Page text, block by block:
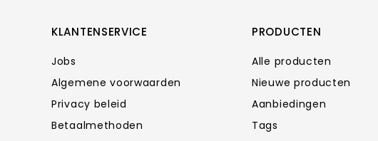
KLANTENSERVICE
Jobs
Algemene voorwaarden
Privacy beleid
Betaalmethoden
PRODUCTEN
Alle producten
Nieuwe producten
Aanbiedingen
Tags